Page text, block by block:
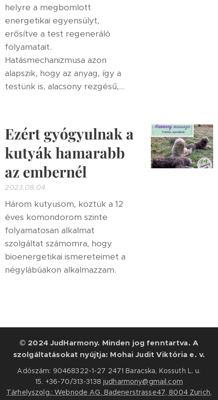
helyre a megbomlott
energetikai egyensúlyt,
erősítve a test regeneráló
folyamatait.
Hatásmechanizmusa azon
alapszik, hogy az anyag, így a
testünk is, alacsony rezgésű,...
Ezért gyógyulnak a
kutyák hamarabb
az embernél
2023.08.04
Három kutyusom, köztük a 12
éves komondorom szinte
folyamatosan alkalmat
szolgáltat számomra, hogy
bioenergetikai ismereteimet a
négylábúakon alkalmazzam.
© 2024 JudHarmony. Minden jog fenntartva. A
szolgáltatásokat nyújtja: Mohai Judit Viktória e. v.
Adószám: 90468322-1-27 2471 Baracska, Kossuth L. u.
15. +36-70/313-3138 judharmony@gmail.com
Tárhelyszolg.: Webnode AG. Badenerstrasse47, 8004 Zurich,